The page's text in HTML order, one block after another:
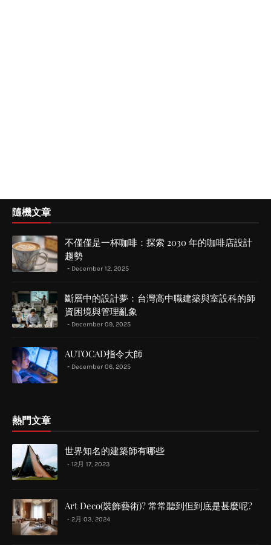
隨機文章
不僅僅是一杯咖啡：探索 2030 年的咖啡店設計
趨勢
December 12, 2025
斷層中的設計夢：台灣高中職建築與室設科的師
資困境與管理亂象
December 09, 2025
AUTOCAD指令大師
December 06, 2025
熱門文章
世界知名的建築師有哪些
12月 17, 2023
Art Deco(裝飾藝術)? 常常聽到但到底是甚麼呢?
2月 03, 2024